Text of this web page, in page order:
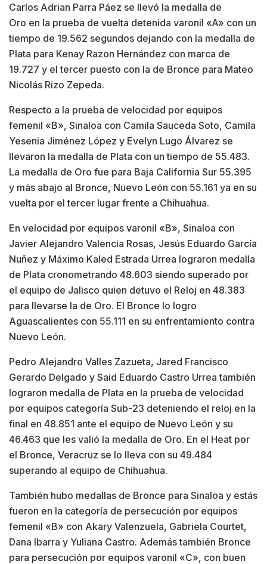
Carlos Adrian Parra Páez se llevó la medalla de
Oro en la prueba de vuelta detenida varonil «A» con un
tiempo de 19.562 segundos dejando con la medalla de
Plata para Kenay Razon Hernández con marca de
19.727 y el tercer puesto con la de Bronce para Mateo
Nicolás Rizo Zepeda.
Respecto a la prueba de velocidad por equipos
femenil «B», Sinaloa con Camila Sauceda Soto, Camila
Yesenia Jiménez López y Evelyn Lugo Álvarez se
llevaron la medalla de Plata con un tiempo de 55.483.
La medalla de Oro fue para Baja California Sur 55.395
y más abajo al Bronce, Nuevo León con 55.161 ya en su
vuelta por el tercer lugar frente a Chihuahua.
En velocidad por equipos varonil «B», Sinaloa con
Javier Alejandro Valencia Rosas, Jesús Eduardo García
Nuñez y Máximo Kaled Estrada Urrea lograron medalla
de Plata cronometrando 48.603 siendo superado por
el equipo de Jalisco quien detuvo el Reloj en 48.383
para llevarse la de Oro. El Bronce lo logro
Aguascalientes con 55.111 en su enfrentamiento contra
Nuevo León.
Pedro Alejandro Valles Zazueta, Jared Francisco
Gerardo Delgado y Said Eduardo Castro Urrea también
lograron medalla de Plata en la prueba de velocidad
por equipos categoría Sub-23 deteniendo el reloj en la
final en 48.851 ante el equipo de Nuevo León y su
46.463 que les valió la medalla de Oro. En el Heat por
el Bronce, Veracruz se lo lleva con su 49.484
superando al equipo de Chihuahua.
También hubo medallas de Bronce para Sinaloa y estás
fueron en la categoría de persecución por equipos
femenil «B» con Akary Valenzuela, Gabriela Courtet,
Dana Ibarra y Yuliana Castro. Además también Bronce
para persecución por equipos varonil «C», con buen